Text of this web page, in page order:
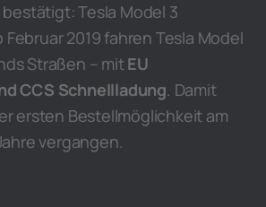
Tesla Model 3
2019 fahren Tesla Model
Straßen – mitEU
CCS Schnellladung. Damit
ersten Bestellmöglichkeit am
vergangen.